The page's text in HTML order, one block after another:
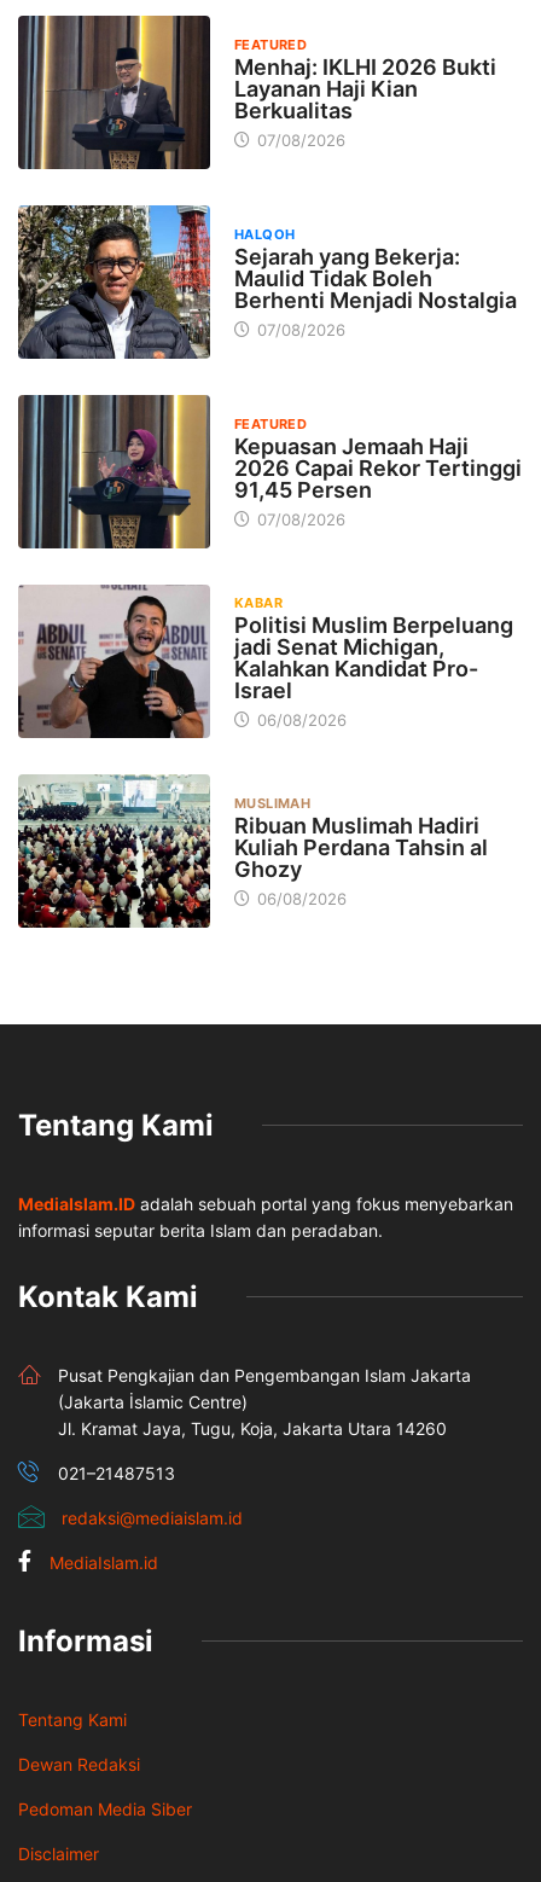
FEATURED
Menhaj: IKLHI 2026 Bukti
Layanan Haji Kian
Berkualitas
07/08/2026
HALQOH
Sejarah yang Bekerja:
Maulid Tidak Boleh
Berhenti Menjadi Nostalgia
07/08/2026
FEATURED
Kepuasan Jemaah Haji
2026 Capai Rekor Tertinggi
91,45 Persen
07/08/2026
KABAR
Politisi Muslim Berpeluang
jadi Senat Michigan,
Kalahkan Kandidat Pro-
Israel
06/08/2026
MUSLIMAH
Ribuan Muslimah Hadiri
Kuliah Perdana Tahsin al
Ghozy
06/08/2026
Tentang Kami
MediaIslam.ID adalah sebuah portal yang fokus menyebarkan
informasi seputar berita Islam dan peradaban.
Kontak Kami
Pusat Pengkajian dan Pengembangan Islam Jakarta
(Jakarta İslamic Centre)
Jl. Kramat Jaya, Tugu, Koja, Jakarta Utara 14260
021–21487513
redaksi@mediaislam.id
MediaIslam.id
Informasi
Tentang Kami
Dewan Redaksi
Pedoman Media Siber
Disclaimer